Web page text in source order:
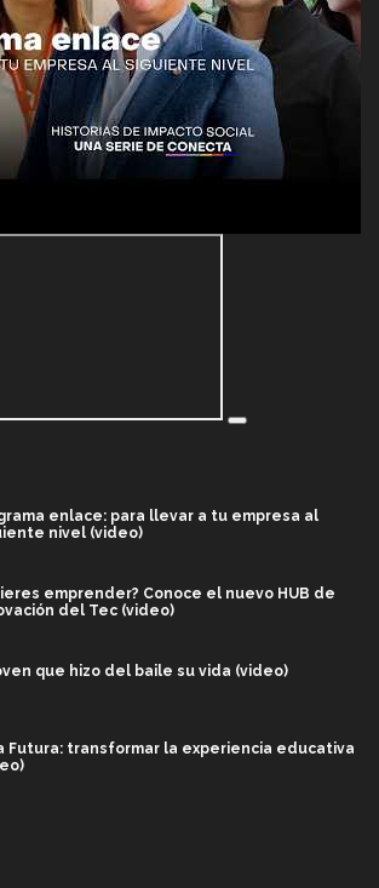
enlace: para llevar a tu empresa al
nivel (video)
emprender? Conoce el nuevo HUB de
del Tec (video)
que hizo del baile su vida (video)
Futura: transformar la experiencia educativa